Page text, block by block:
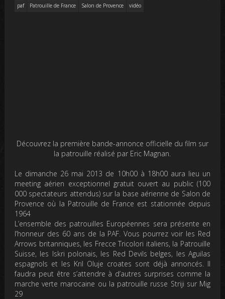
paf
Patrouille de France Salon de Provence vidéo
Découvrez la première bande-annonce officielle du film sur
la patrouille réalisé par Eric Magnan.
Le dimanche 26 mai 2013 de 10h00 à 18h00 aura lieu un
meeting aérien exceptionnel gratuit ouvert au public (100
000 spectateurs attendus) sur la base aérienne de Salon de
Provence où la Patrouille de France est stationnée depuis
1964
L’ensemble des patrouilles Européennes sera présente en
l’honneur des 60 ans de la PAF. Vous pourrez voir les Red
Arrows britanniques, les Frecce Tricolori italiens, la Patrouille
Suisse, les Iskri polonais, les Red Devils belges, les Aguilas
espagnols et les Kril Oluje croates sont déjà annoncés. Il
faudra peut être s’attendre à d’autres surprises comme la
marche verte marocaine ou la patrouille russe Striji sur Mig
29